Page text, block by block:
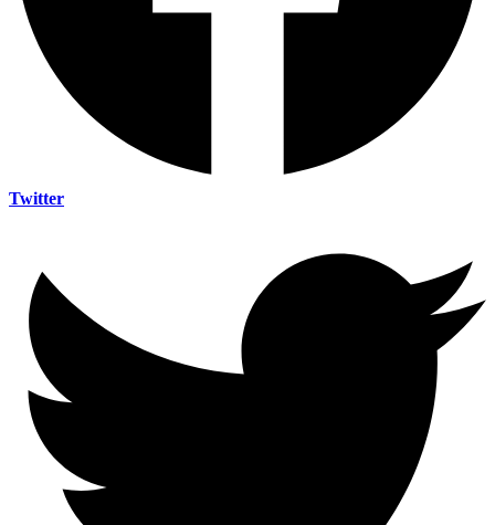
Twitter